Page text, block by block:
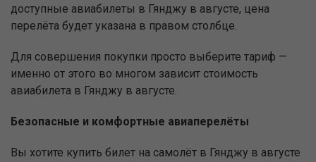
доступные авиабилеты в Гянджу в августе, цена
перелёта будет указана в правом столбце.
Для совершения покупки просто выберите тариф —
именно от этого во многом зависит стоимость
авиабилета в Гянджу в августе.
Безопасные и комфортные авиаперелёты
Вы хотите купить билет на самолёт в Гянджу в августе